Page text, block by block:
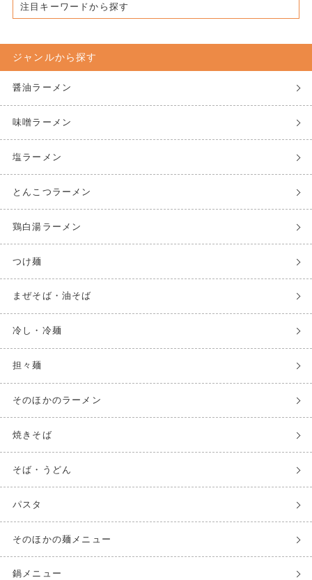
注目キーワードから探す
ジャンルから探す
醤油ラーメン
味噌ラーメン
塩ラーメン
とんこつラーメン
鶏白湯ラーメン
つけ麺
まぜそば・油そば
冷し・冷麺
担々麺
そのほかのラーメン
焼きそば
そば・うどん
パスタ
そのほかの麺メニュー
鍋メニュー